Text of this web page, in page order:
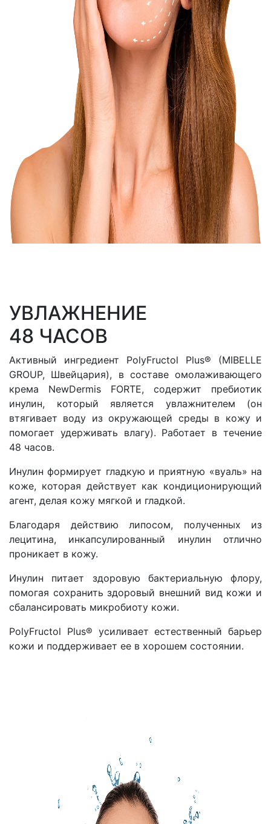
УВЛАЖНЕНИЕ
48 ЧАСОВ
Активный ингредиент PolyFructol Plus® (MIBELLE
GROUP, Швейцария), в составе омолаживающего
крема NewDermis FORTE, содержит пребиотик
инулин, который является увлажнителем (он
втягивает воду из окружающей среды в кожу и
помогает удерживать влагу). Работает в течение
48 часов.
Инулин формирует гладкую и приятную «вуаль» на
коже, которая действует как кондиционирующий
агент, делая кожу мягкой и гладкой.
Благодаря действию липосом, полученных из
лецитина, инкапсулированный инулин отлично
проникает в кожу.
Инулин питает здоровую бактериальную флору,
помогая сохранить здоровый внешний вид кожи и
сбалансировать микробиоту кожи.
PolyFructol Plus® усиливает естественный барьер
кожи и поддерживает ее в хорошем состоянии.